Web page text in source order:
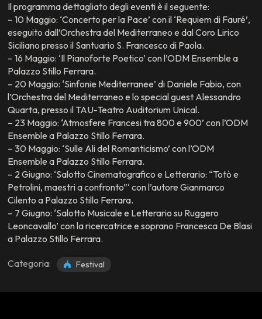
Il programma dettagliato degli eventi è il seguente:
– 10 Maggio: ‘Concerto per la Pace’ con il ‘Requiem di Fauré’,
eseguito dall’Orchestra del Mediterraneo e dal Coro Lirico
Siciliano presso il Santuario S. Francesco di Paola.
– 16 Maggio: ‘Il Pianoforte Poetico’ con l’ODM Ensemble a
Palazzo Stillo Ferrara.
– 20 Maggio: ‘Sinfonie Mediterranee’ di Daniele Fabio, con
l’Orchestra del Mediterraneo e lo special guest Alessandro
Quarta, presso il TAU-Teatro Auditorium Unical.
– 23 Maggio: ‘Atmosfere Francesi tra 800 e 900’ con l’ODM
Ensemble a Palazzo Stillo Ferrara.
– 30 Maggio: ‘Sulle Ali del Romanticismo’ con l’ODM
Ensemble a Palazzo Stillo Ferrara.
– 2 Giugno: ‘Salotto Cinematografico e Letterario: “Totò e
Petrolini, maestri a confronto”‘ con l’autore Gianmarco
Cilento a Palazzo Stillo Ferrara.
– 7 Giugno: ‘Salotto Musicale e Letterario su Ruggero
Leoncavallo’ con la ricercatrice e soprano Francesca De Blasi
a Palazzo Stillo Ferrara.
Categoria: Festival